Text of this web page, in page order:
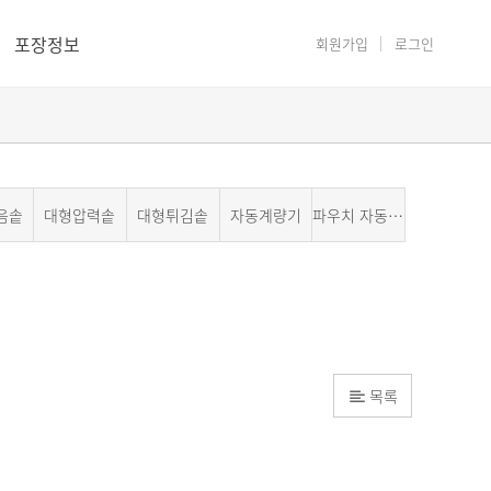
포장정보 회원가입 로그인
솥 대형압력솥 대형튀김솥 자동계량기 파우치 자동포장기계
목록